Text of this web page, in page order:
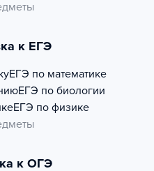
к ЕГЭ
ЕГЭ по математике
ЕГЭ по биологии
ЕГЭ по физике
к ОГЭ